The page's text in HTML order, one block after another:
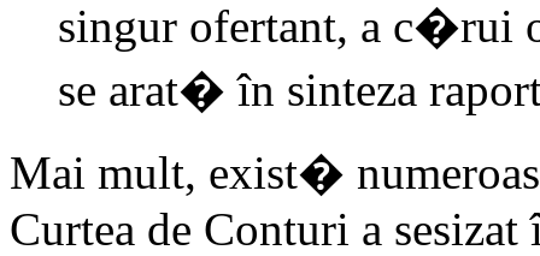
singur ofertant, a
se arat� în sinteza
Mai mult, exist�
Curtea de Conturi a